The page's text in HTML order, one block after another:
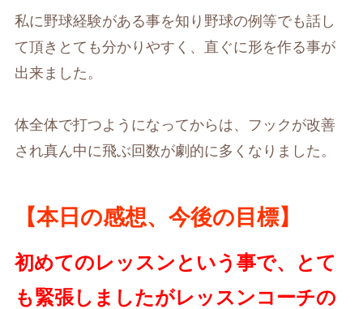
私に野球経験がある事を知り野球の例等でも話し
て頂きとても分かりやすく、直ぐに形を作る事が
出来ました。
体全体で打つようになってからは、フックが改善
され真ん中に飛ぶ回数が劇的に多くなりました。
【本日の感想、今後の目標】
初めてのレッスンという事で、とて
も緊張しましたがレッスンコーチの